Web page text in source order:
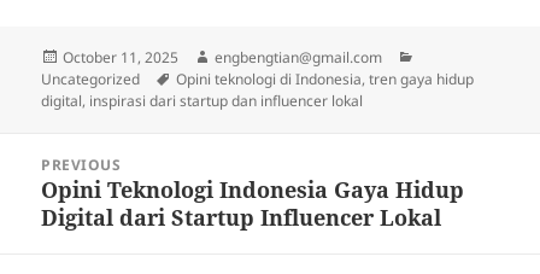
Posted
on
October 11, 2025 Author
engbengtian@gmail.com
Uncategorized
Tags
Opini teknologi di Indonesia, tren gaya hidup
digital, inspirasi dari startup dan influencer lokal
navigation
PREVIOUS
Previous
post:
Opini Teknologi Indonesia Gaya Hidup
Digital dari Startup Influencer Lokal